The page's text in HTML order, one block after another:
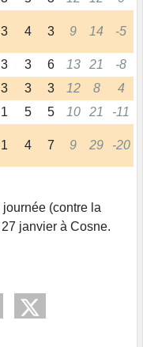
3 4 3 9 14 -5
3 3 6 13 21
-8
3 3 3 12 8
4
1 5 5 10 21 -11
1 4 7 9 29 -20
(contre la
janvier à Cosne.